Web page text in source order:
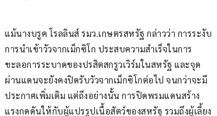
แม้นางบรูค โรลลินส์ รมว.เกษตรสหรัฐ กล่าวว่า การระงับ
การนำเข้าวัวจากเม็กซิโก ประสบความสำเร็จในการ
ชะลอการระบาดของปรสิตสกรูวเวิร์มในสหรัฐ และจุด
ผ่านแดนจะยังคงปิดรับวัวจากเม็กซิโกต่อไป จนกว่าจะมี
ประกาศเพิ่มเติม แต่ถึงอย่างนั้น การปิดพรมแดนสร้าง
แรงกดดันให้กับผู้แปรรูปเนื้อสัตว์ของสหรัฐ รวมถึงผู้เลี้ยง